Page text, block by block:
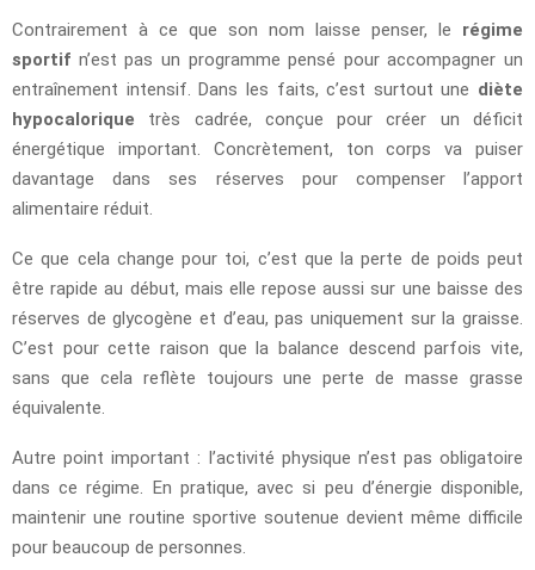
Contrairement à ce que son nom laisse penser, le régime
sportif n’est pas un programme pensé pour accompagner un
entraînement intensif. Dans les faits, c’est surtout une diète
hypocalorique très cadrée, conçue pour créer un déficit
énergétique important. Concrètement, ton corps va puiser
davantage dans ses réserves pour compenser l’apport
alimentaire réduit.
Ce que cela change pour toi, c’est que la perte de poids peut
être rapide au début, mais elle repose aussi sur une baisse des
réserves de glycogène et d’eau, pas uniquement sur la graisse.
C’est pour cette raison que la balance descend parfois vite,
sans que cela reflète toujours une perte de masse grasse
équivalente.
Autre point important : l’activité physique n’est pas obligatoire
dans ce régime. En pratique, avec si peu d’énergie disponible,
maintenir une routine sportive soutenue devient même difficile
pour beaucoup de personnes.